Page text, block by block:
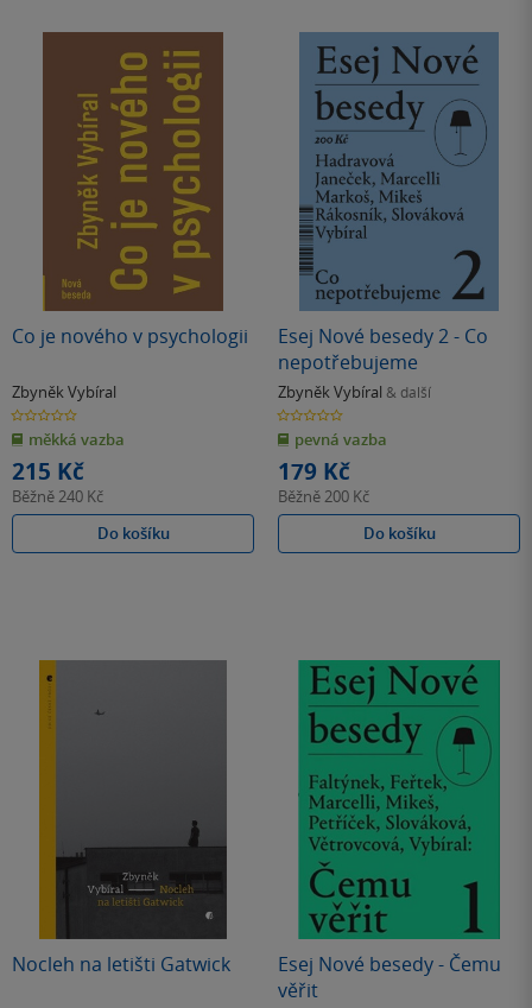
Co je nového v psychologii
Zbyněk Vybíral
0.0
z
5
hvězdiček
měkká vazba
215 Kč
Běžně240 Kč
Do košíku
Esej Nové besedy 2 - Co
nepotřebujeme
Zbyněk Vybíral & další
0.0
z
5
hvězdiček
pevná vazba
179 Kč
Běžně200 Kč
Do košíku
Nocleh na letišti Gatwick
Esej Nové besedy - Čemu
věřit